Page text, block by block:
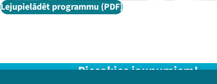
Lejupielādēt programmu (PDF)
Piesakies jaunumiem!